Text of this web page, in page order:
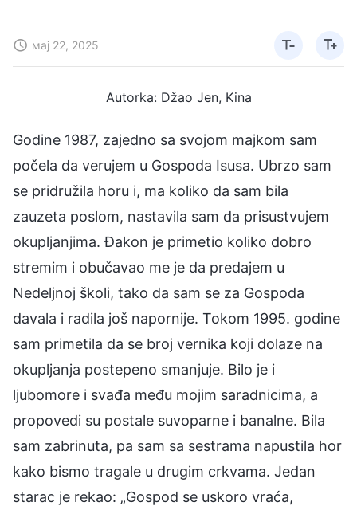
мај 22, 2025
Autorka: Džao Jen, Kina
Godine 1987, zajedno sa svojom majkom sam
počela da verujem u Gospoda Isusa. Ubrzo sam
se pridružila horu i, ma koliko da sam bila
zauzeta poslom, nastavila sam da prisustvujem
okupljanjima. Đakon je primetio koliko dobro
stremim i obučavao me je da predajem u
Nedeljnoj školi, tako da sam se za Gospoda
davala i radila još napornije. Tokom 1995. godine
sam primetila da se broj vernika koji dolaze na
okupljanja postepeno smanjuje. Bilo je i
ljubomore i svađa među mojim saradnicima, a
propovedi su postale suvoparne i banalne. Bila
sam zabrinuta, pa sam sa sestrama napustila hor
kako bismo tragale u drugim crkvama. Jedan
starac je rekao: „Gospod se uskoro vraća,